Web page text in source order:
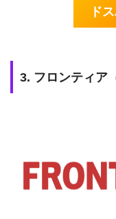
ド
3. フロンティア